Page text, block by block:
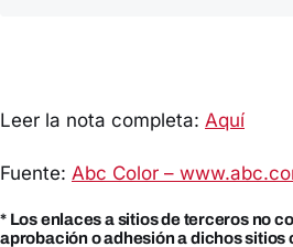
Leer la nota completa: Aquí
Fuente: Abc Color –
* Los enlaces a sitios de terceros no
aprobación o adhesión a dichos sitios